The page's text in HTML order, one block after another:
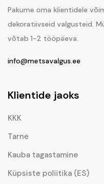
Pakume oma klientidele
dekoratiivseid valgusteid.
võtab 1-2 tööpäeva.
info@metsavalgus.ee
Klientide jaoks
KKK
Tarne
Kauba tagastamine
Küpsiste poliitika (ES)